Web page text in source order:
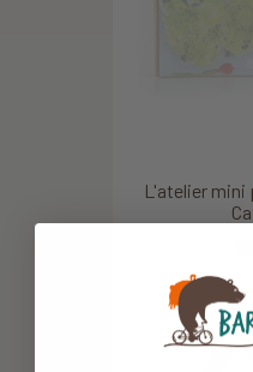
L'atelier mini